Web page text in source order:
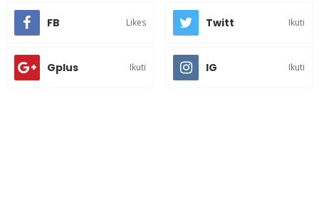
FB Likes Twitt Ikuti
Gplus Ikuti IG Ikuti